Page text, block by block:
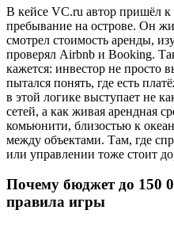
В кейсе VC.ru автор пришёл к
пребывание на острове. Он
смотрел стоимость аренды,
проверял Airbnb и Booking.
кажется: инвестор не просто
пытался понять, где есть
в этой логике выступает не
сетей, а как живая арендная
комьюнити, близостью к
между объектами. Там, где
или управлении тоже стоит
Почему бюджет до 150
правила игры